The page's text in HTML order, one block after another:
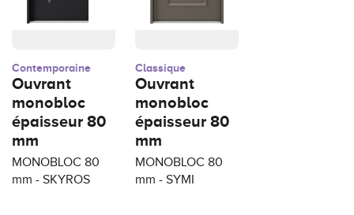
Contemporaine
Ouvrant
monobloc
épaisseur 80
mm
MONOBLOC 80
mm - SKYROS
Classique
Ouvrant
monobloc
épaisseur 80
mm
MONOBLOC 80
mm - SYMI